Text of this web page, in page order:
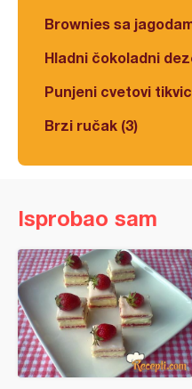
Brownies sa
Hladni čokoladni
Punjeni cvetovi
Brzi ručak (3)
Isprobao sam